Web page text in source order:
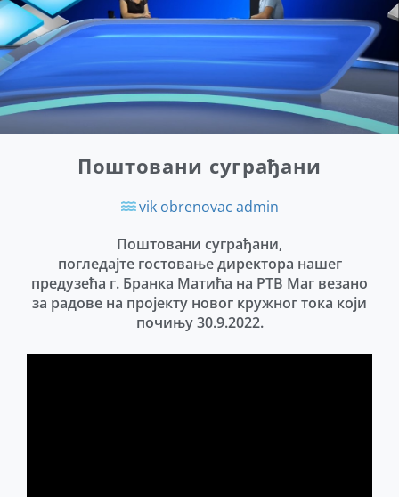
Поштовани суграђани
vik obrenovac admin
Поштовани суграђани,
погледајте гостовање директора нашег
предузећа г. Бранка Матића на РТВ Маг везано
за радове на пројекту новог кружног тока који
почињу 30.9.2022.